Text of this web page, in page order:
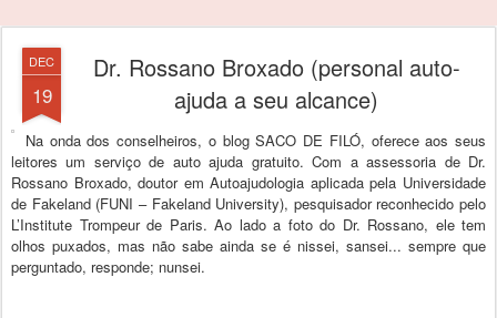
DEC
19
Dr. Rossano Broxado (personal auto-
ajuda a seu alcance)
Na onda dos conselheiros, o blog SACO DE FILÓ, oferece aos seus
leitores um serviço de auto ajuda gratuito. Com a assessoria de Dr.
Rossano Broxado, doutor em Autoajudologia aplicada pela Universidade
de Fakeland (FUNI – Fakeland University), pesquisador reconhecido pelo
L’Institute Trompeur de Paris. Ao lado a foto do Dr. Rossano, ele tem
olhos puxados, mas não sabe ainda se é nissei, sansei... sempre que
perguntado, responde; nunsei.